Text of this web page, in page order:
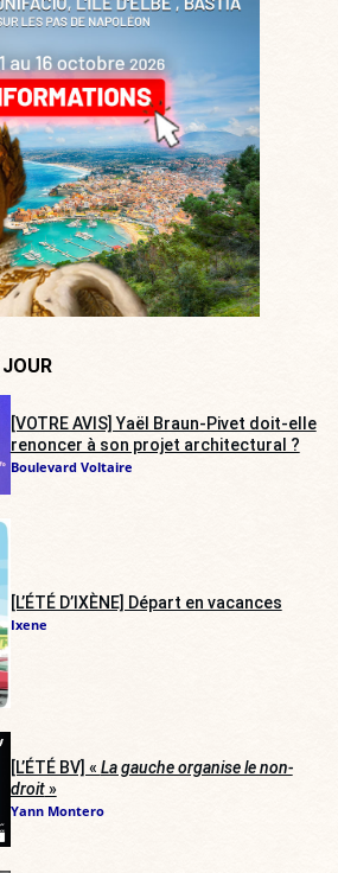
[VOTRE AVIS] Yaël Braun-Pivet doit-elle
renoncer à son projet architectural ?
Boulevard Voltaire
[L’ÉTÉ D’IXÈNE] Départ en vacances
Ixene
[L’ÉTÉ BV] « La gauche organise le non-
droit»
Yann Montero